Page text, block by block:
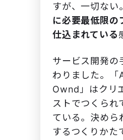
すが、一切ない。
に必要最低限の
仕込まれている
サービス開発の
わりました。「
Ownd」はクリ
ストでつくられ
ている。決めら
するつくりかた